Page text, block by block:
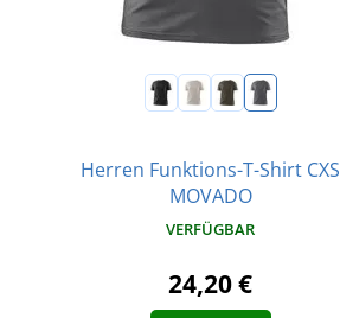
Herren Funktions-T-Shirt CXS
MOVADO
VERFÜGBAR
24,20 €